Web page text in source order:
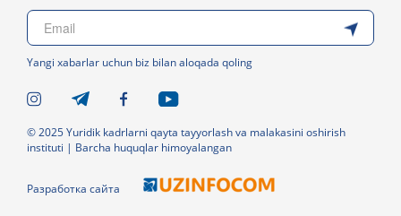
Yangi xabarlar uchun biz bilan aloqada qoling
© 2025 Yuridik kadrlarni qayta tayyorlash va malakasini oshirish
instituti | Barcha huquqlar himoyalangan
Разработка сайта